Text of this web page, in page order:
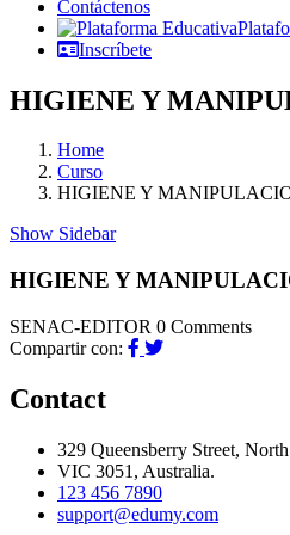
Contáctenos
Inscríbete
HIGIENE Y
Home
Curso
HIGIENE Y
Show Sidebar
HIGIENE Y
SENAC-EDITOR 0 Comments
Compartir con:
Contact
329 Queensberry Street,
VIC 3051, Australia.
123 456 7890
support@edumy.com